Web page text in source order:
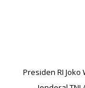
Presiden RI